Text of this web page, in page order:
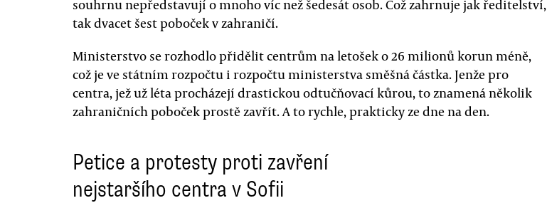
souhrnu nepředstavují o mnoho víc než šedesát osob. Což zahrnuje jak ředitelství,
tak dvacet šest poboček v zahraničí.
Ministerstvo se rozhodlo přidělit centrům na letošek o 26 milionů korun méně,
což je ve státním rozpočtu i rozpočtu ministerstva směšná částka. Jenže pro
centra, jež už léta procházejí drastickou odtučňovací kůrou, to znamená několik
zahraničních poboček prostě zavřít. A to rychle, prakticky ze dne na den.
Petice a protesty proti zavření
nejstaršího centra v Sofii